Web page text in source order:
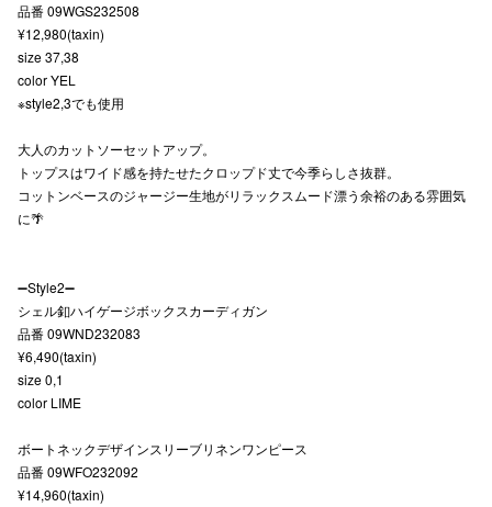
品番 09WGS232508
¥12,980(taxin)
size 37,38
color YEL
※style2,3でも使用
大人のカットソーセットアップ。
トップスはワイド感を持たせたクロップド丈で今季らしさ抜群。
コットンベースのジャージー生地がリラックスムード漂う余裕のある雰囲気
に🌴
➖Style2➖
シェル釦ハイゲージボックスカーディガン
品番 09WND232083
¥6,490(taxin)
size 0,1
color LIME
ボートネックデザインスリーブリネンワンピース
品番 09WFO232092
¥14,960(taxin)